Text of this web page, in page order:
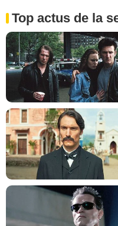
Top actus de la